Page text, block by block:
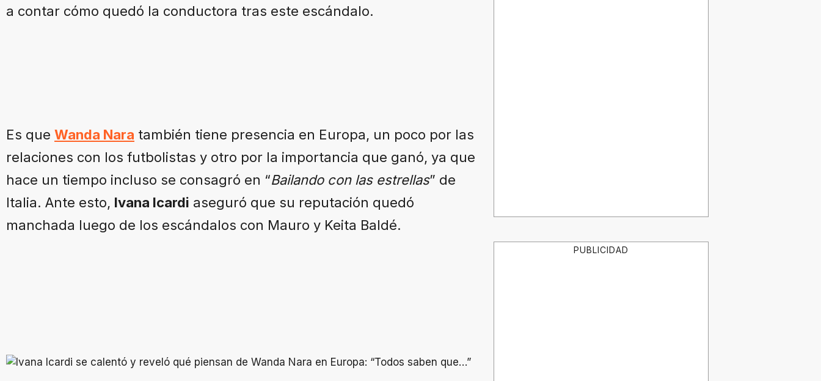
a contar cómo quedó la conductora tras este escándalo.
Es que Wanda Nara también tiene presencia en Europa, un poco por las
relaciones con los futbolistas y otro por la importancia que ganó, ya que
hace un tiempo incluso se consagró en “Bailando con las estrellas” de
Italia. Ante esto, Ivana Icardi aseguró que su reputación quedó
manchada luego de los escándalos con Mauro y Keita Baldé.
PUBLICIDAD